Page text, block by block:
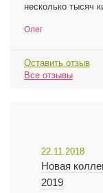
несколько тысяч
Олег
Оставить отзыв
Все отзывы
22.11.2018
Новая
2019